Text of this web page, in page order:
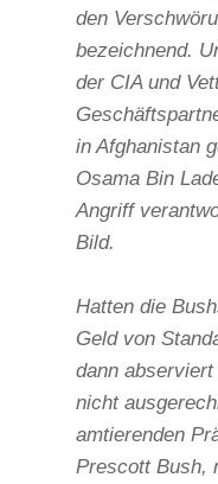
den
bezeichnend.
der CIA und
in Afghanistan
Osama Bin
Angriff
Bild.
Hatten die
Geld von
dann
nicht
amtierenden
Prescott Bush,